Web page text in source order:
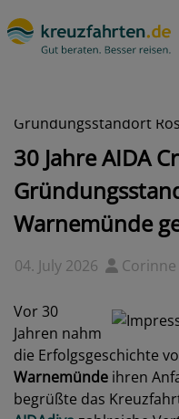
Gründungsstandort
30 Jahre AIDA
Warnemünde
04. July 2026
Vor 30
Jahren nahm
die Erfolgsgeschichte
Warnemünde ihren
begrüßte das